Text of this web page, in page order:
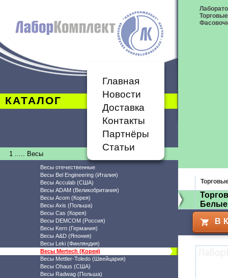
КАТАЛОГ
Главная
Новости
Доставка
Контакты
Партнёры
Статьи
1 ..... Весы
Весы отечественные
Весы Bel Engineering (Италия)
Весы Acculab (США)
Весы ADAM (Великобритания)
Весы Acom (Корея)
Весы Axis (Польша)
Весы Cas (Корея)
Весы DEMCOM (Россия)
Весы Kern (Германия)
Весы A&D (Япония)
Весы Leki (Финляндия)
Весы Mertech (Корея)
Весы Mettler-Toledo (Швейцария)
Весы Ohaus (США)
Весы Radwag (Польша)
Белые
В